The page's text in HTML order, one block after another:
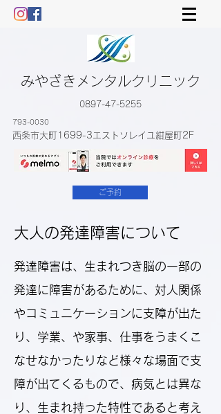
みやざきメンタルクリニック
0897-47-5255
793-0030
西条市大町1699-3エストソレイユ紺屋町2F
ご予約
大人の発達障害について
発達障害は、生まれつき脳の一部の
発達に障害があるために、対人関係
やコミュニケーションに支障が出た
り、学業、や家事、仕事をうまくこ
なせなかったりなど様々な場面で支
障が出てくるもので、病気とは異な
り、生まれ持った特性であると考え